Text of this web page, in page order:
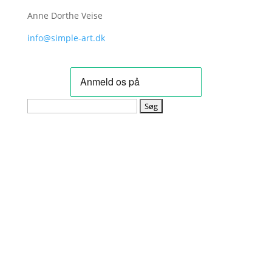
Anne Dorthe Veise
info@simple-art.dk